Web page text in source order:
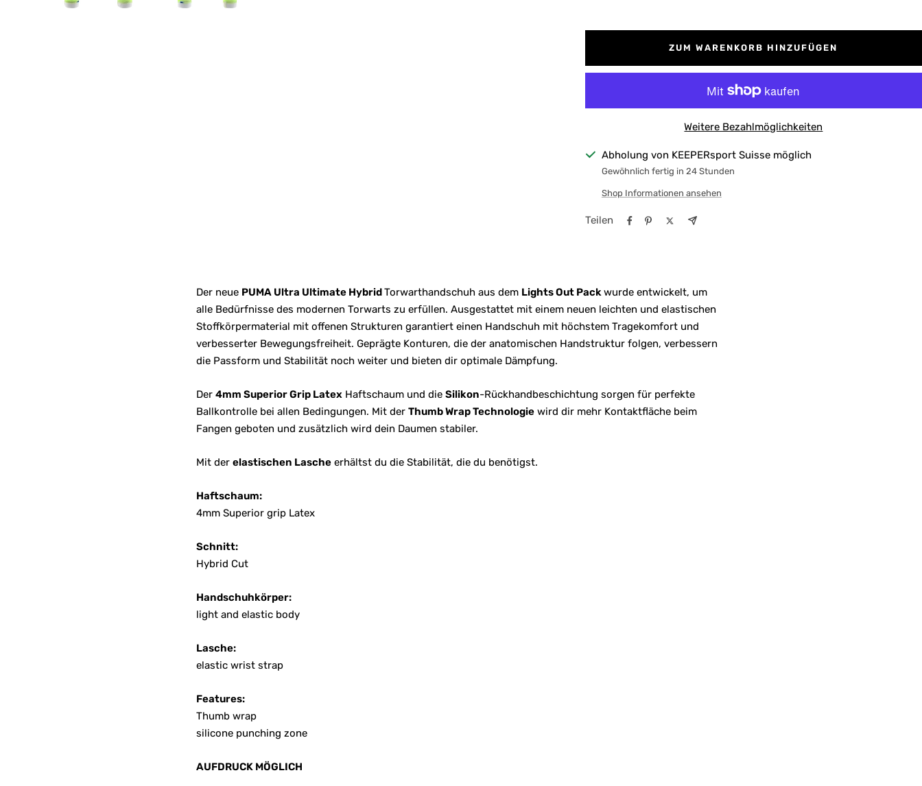
ZUM WARENKORB HINZUFÜGEN
Weitere Bezahlmöglichkeiten
Abholung von KEEPERsport Suisse möglich
Gewöhnlich fertig in 24 Stunden
Shop Informationen ansehen
Teilen
Der neue PUMA Ultra Ultimate HybridTorwarthandschuh aus dem Lights Out Packwurde entwickelt, um
alle Bedürfnisse des modernen Torwarts zu erfüllen. Ausgestattet mit einem neuen leichten und elastischen
Stoffkörpermaterial mit offenen Strukturen garantiert einen Handschuh mit höchstem Tragekomfort und
verbesserter Bewegungsfreiheit. Geprägte Konturen, die der anatomischen Handstruktur folgen, verbessern
die Passform und Stabilität noch weiter und bieten dir optimale Dämpfung.
Der 4mm Superior Grip LatexHaftschaum und die Silikon-Rückhandbeschichtung sorgen für perfekte
Ballkontrolle bei allen Bedingungen. Mit der Thumb Wrap Technologiewird dir mehr Kontaktfläche beim
Fangen geboten und zusätzlich wird dein Daumen stabiler.
Mit der elastischen Lascheerhältst du die Stabilität, die du benötigst.
Haftschaum:
4mm Superior grip Latex
Schnitt:
Hybrid Cut
Handschuhkörper:
light and elastic body
Lasche:
elastic wrist strap
Features:
Thumb wrap
silicone punching zone
AUFDRUCK MÖGLICH